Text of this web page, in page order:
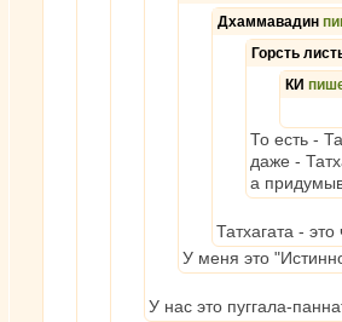
Дхаммавадин
Горсть
КИ
То есть -
даже -
а
Татхагата - это
У меня это
У нас это пуггала-